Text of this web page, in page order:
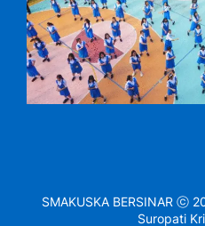
SMAKUSKA BERSINAR ⓒ
Suropati